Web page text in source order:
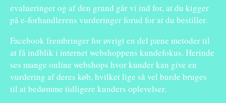
evalueringer og af den grund går vi ind for, at du kigger
på e-forhandlerens vurderinger forud for at du bestiller.
Facebook frembringer for øvrigt en del pæne metoder til
at få indblik i internet webshoppens kundefokus. Herinde
ses mange online webshops hvor kunder kan give en
vurdering af deres køb, hvilket lige så vel burde bruges
til at bedømme tidligere kunders oplevelser.